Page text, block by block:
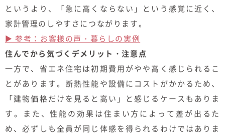
というより、「急に高くならない」という感覚に近く、
家計管理のしやすさにつながります。
▶ 参考：お客様の声・暮らしの実例
住んでから気づくデメリット・注意点
一方で、省エネ住宅は初期費用がやや高く感じられるこ
とがあります。断熱性能や設備にコストがかかるため、
「建物価格だけを見ると高い」と感じるケースもありま
す。また、性能の効果は住まい方によって差が出るた
め、必ずしも全員が同じ体感を得られるわけではありま